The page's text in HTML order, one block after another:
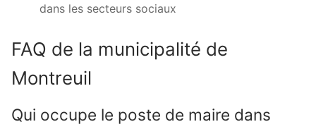
dans les secteurs sociaux
FAQ de la municipalité de
Montreuil
Qui occupe le poste de maire dans